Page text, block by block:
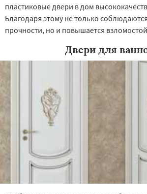
Работаем по
Восход Деденево
Зеленоградск
пластиковые двери в дом
Благодаря этому не только
прочности, но и повышается
Двери для
УЗНАТЬ ПОДРОБНЕЕ